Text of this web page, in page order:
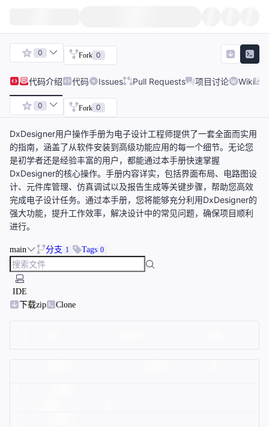
0 Fork 0
代码介绍 代码 Issues Pull Requests 项目讨论 Wiki
0 Fork 0
DxDesigner用户操作手册为电子设计工程师提供了一套全面而实用
的指南，涵盖了从软件安装到高级功能应用的每一个细节。无论您
是初学者还是经验丰富的用户，都能通过本手册快速掌握
DxDesigner的核心操作。手册内容详实，包括界面布局、电路图设
计、元件库管理、仿真调试以及报告生成等关键步骤，帮助您高效
完成电子设计任务。通过本手册，您将能够充分利用DxDesigner的
强大功能，提升工作效率，解决设计中的常见问题，确保项目顺利
进行。
main 分支 1 Tags 0
IDE
下载zip
Clone